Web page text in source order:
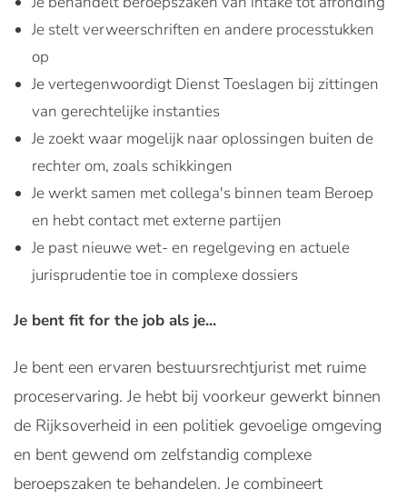
Je stelt verweerschriften en andere processtukken
op
Je vertegenwoordigt Dienst Toeslagen bij zittingen
van gerechtelijke instanties
Je zoekt waar mogelijk naar oplossingen buiten de
rechter om, zoals schikkingen
Je werkt samen met collega's binnen team Beroep
en hebt contact met externe partijen
Je past nieuwe wet- en regelgeving en actuele
jurisprudentie toe in complexe dossiers
Je bent fit for the job als je...
Je bent een ervaren bestuursrechtjurist met ruime
proceservaring. Je hebt bij voorkeur gewerkt binnen
de Rijksoverheid in een politiek gevoelige omgeving
en bent gewend om zelfstandig complexe
beroepszaken te behandelen. Je combineert